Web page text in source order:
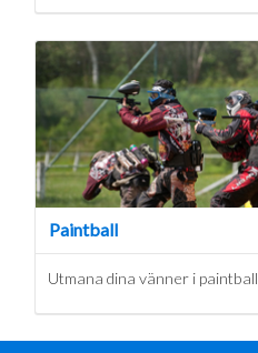
Paintball
Utmana dina vänner i paintball